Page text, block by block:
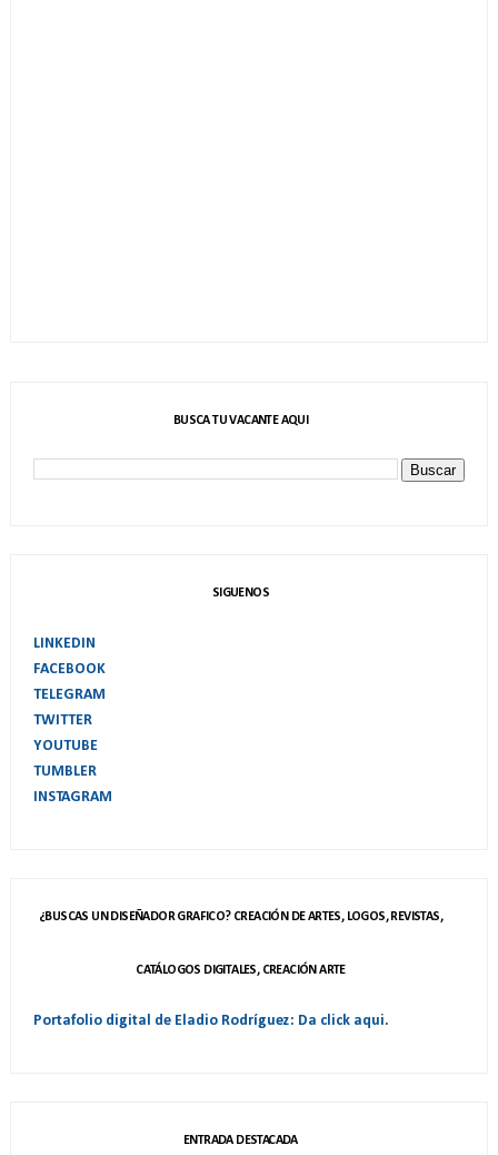
BUSCA TU VACANTE AQUI
SIGUENOS
LINKEDIN
FACEBOOK
TELEGRAM
TWITTER
YOUTUBE
TUMBLER
INSTAGRAM
¿BUSCAS UN DISEÑADOR GRAFICO? CREACIÓN DE ARTES, LOGOS, REVISTAS,
CATÁLOGOS DIGITALES, CREACIÓN ARTE
Portafolio digital de Eladio Rodríguez: Da click aqui.
ENTRADA DESTACADA